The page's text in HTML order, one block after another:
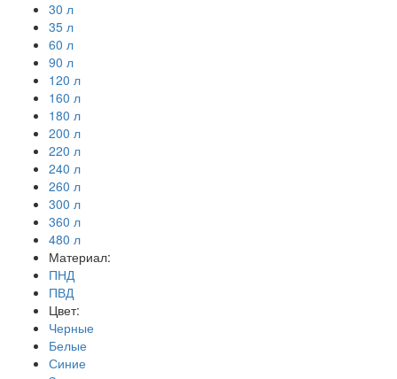
30 л
35 л
60 л
90 л
120 л
160 л
180 л
200 л
220 л
240 л
260 л
300 л
360 л
480 л
Материал:
ПНД
ПВД
Цвет:
Черные
Белые
Синие